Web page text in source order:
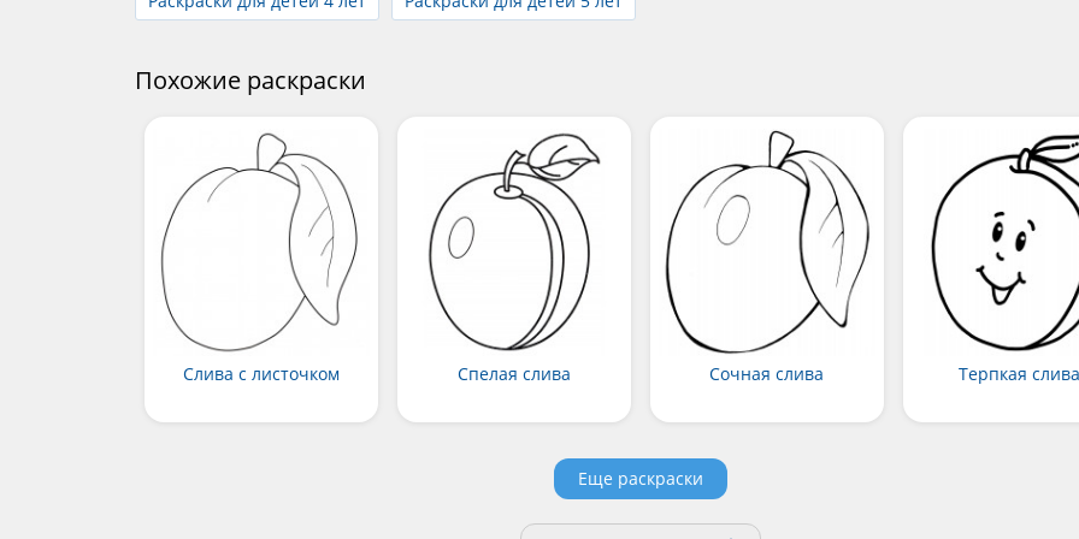
Похожие раскраски
Слива с листочком Спелая слива Сочная слива Терпкая
Еще раскраски